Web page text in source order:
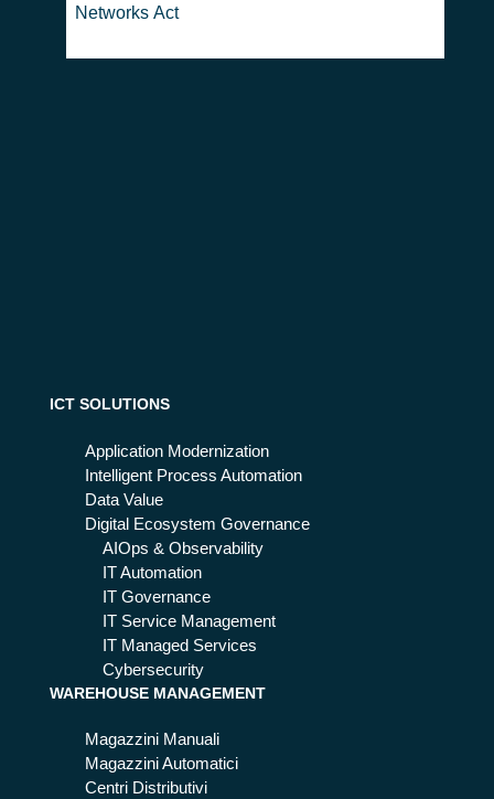
Networks Act
ICT SOLUTIONS
Application Modernization
Intelligent Process Automation
Data Value
Digital Ecosystem Governance
AIOps & Observability
IT Automation
IT Governance
IT Service Management
IT Managed Services
Cybersecurity
WAREHOUSE MANAGEMENT
Magazzini Manuali
Magazzini Automatici
Centri Distributivi